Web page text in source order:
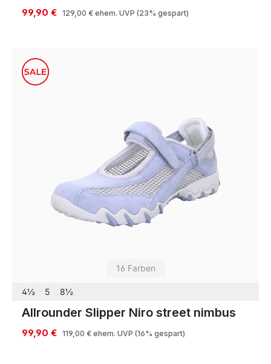
99,90 € 129,00 € ehem. UVP (23% gespart)
16 Farben
4½ 5 8½
Allrounder Slipper Niro street nimbus
99,90 € 119,00 € ehem. UVP (16% gespart)